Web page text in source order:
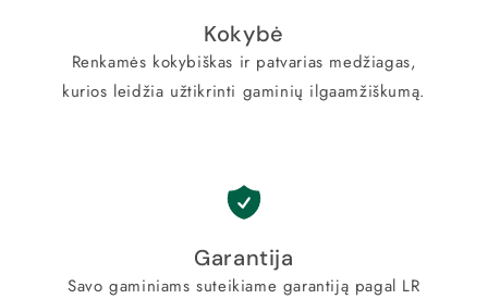
Kokybė
Renkamės kokybiškas ir patvarias medžiagas,
kurios leidžia užtikrinti gaminių ilgaamžiškumą.
Garantija
Savo gaminiams suteikiame garantiją pagal LR